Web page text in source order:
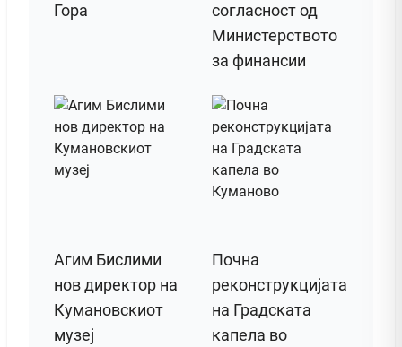
Гора
согласност од
Министерството
за финансии
Агим Бислими
нов директор на
Кумановскиот
музеј
Почна
реконструкцијата
на Градската
капела во